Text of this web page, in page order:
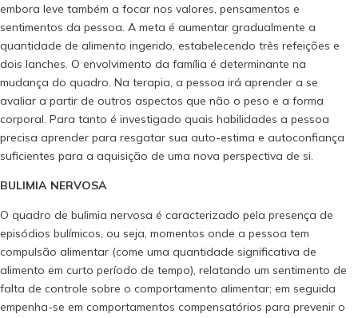
embora leve também a focar nos valores, pensamentos e
sentimentos da pessoa. A meta é aumentar gradualmente a
quantidade de alimento ingerido, estabelecendo três refeições e
dois lanches. O envolvimento da família é determinante na
mudança do quadro. Na terapia, a pessoa irá aprender a se
avaliar a partir de outros aspectos que não o peso e a forma
corporal. Para tanto é investigado quais habilidades a pessoa
precisa aprender para resgatar sua auto-estima e autoconfiança
suficientes para a aquisição de uma nova perspectiva de si.
BULIMIA NERVOSA
O quadro de bulimia nervosa é caracterizado pela presença de
episódios bulímicos, ou seja, momentos onde a pessoa tem
compulsão alimentar (come uma quantidade significativa de
alimento em curto período de tempo), relatando um sentimento de
falta de controle sobre o comportamento alimentar; em seguida
empenha-se em comportamentos compensatórios para prevenir o